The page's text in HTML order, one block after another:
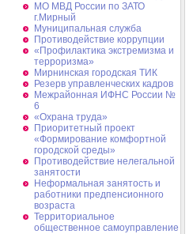
МО МВД России по ЗАТО
г.Мирный
Муниципальная cлужба
Противодействие коррупции
«Профилактика экстремизма и
терроризма»
Мирнинская городская ТИК
Резерв управленческих кадров
Межрайонная ИФНС России №
6
«Охрана труда»
Приоритетный проект
«Формирование комфортной
городской среды»
Противодействие нелегальной
занятости
Неформальная занятость и
работники предпенсионного
возраста
Территориальное
общественное самоуправление